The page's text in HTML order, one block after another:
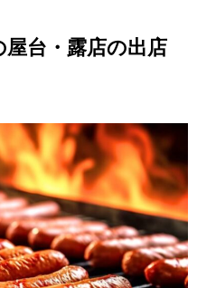
台・露店の出店